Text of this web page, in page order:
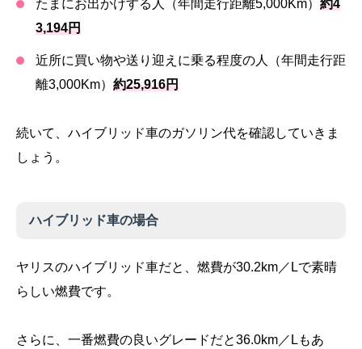
たまにお出かけする人（年間走行距離5,000Km） 約4
3,194円
近所に買い物や送り迎えに乗る程度の人（年間走行距
離3,000Km） 約25,916円
続いて、ハイブリッド車のガソリン代を確認していきま
しょう。
ハイブリッド車の場合
ヤリスのハイブリッド車だと、燃費が30.2km／Lで素晴
らしい燃費です。
さらに、一番燃費の良いグレードだと36.0km／Lもあ